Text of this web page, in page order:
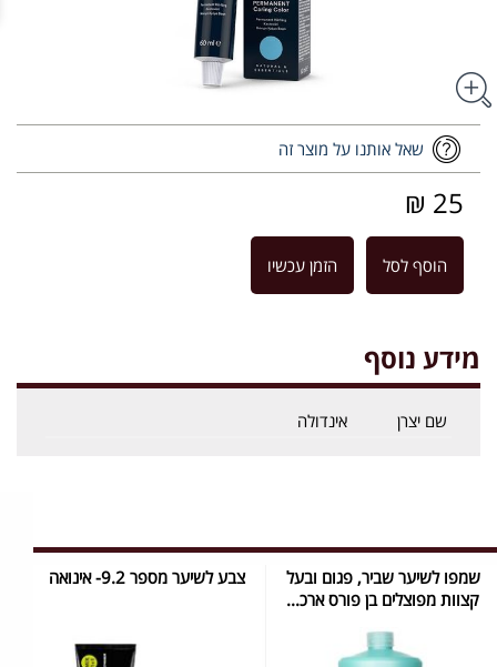
שאל אותנו על מוצר זה
25 ₪
הוסף לסל הזמן עכשיו
מידע נוסף
שם יצרן אינדולה
שמפו לשיער שביר, פגום ובעל
קצוות מפוצלים בן פורס ארכ...
צבע לשיער מספר 9.2- אינואה